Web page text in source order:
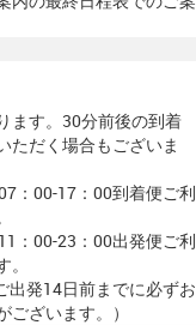
ます。30分前後の到着
ただく場合もございま
：00-17：00到着便ご利
：00-23：00出発便ご利
発14日前までに必ずお
ざいます。）